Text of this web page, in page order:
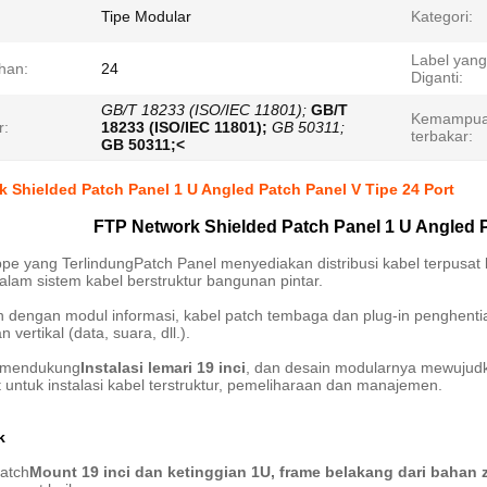
Tipe Modular Kategori:
24
Label
Diganti:
GB/T 18233 (ISO/IEC 11801); GB/T
18233 (ISO/IEC 11801); GB 50311;
GB 50311;<
terbakar:
Shielded Patch Panel 1 U Angled Patch Panel V Tipe 24 Port
FTP Network Shielded Patch Panel 1 U Angled
yang TerlindungPatch Panel menyediakan distribusi kabel
sistem kabel berstruktur bangunan pintar.
dengan modul informasi, kabel patch tembaga dan plug-in
vertikal (data, suara, dll.).
Instalasi lemari 19 inci , dan desain modularnya
instalasi kabel terstruktur, pemeliharaan dan manajemen.
Mount 19 inci dan ketinggian 1U, frame belakang dari